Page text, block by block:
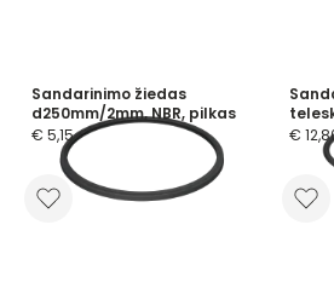
Sandarinimo žiedas
d250mm/2mm, NBR, pilkas
€ 5,15
€